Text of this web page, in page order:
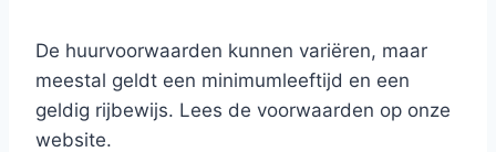
De huurvoorwaarden kunnen variëren, maar
meestal geldt een minimumleeftijd en een
geldig rijbewijs. Lees de voorwaarden op onze
website.